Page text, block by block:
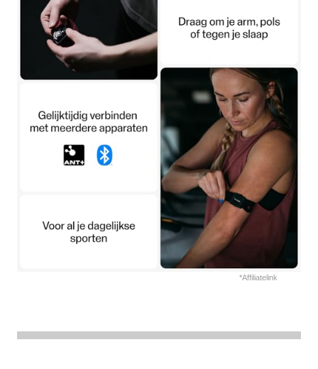
*Affiliatelink